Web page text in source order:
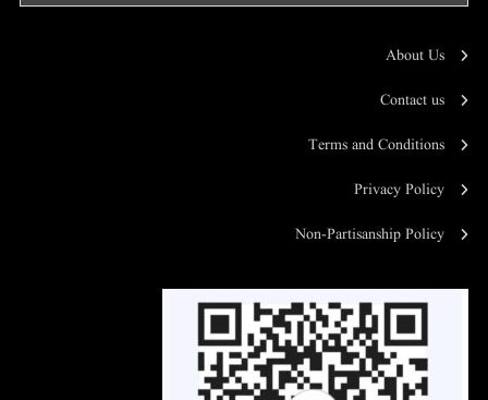
About Us
Contact us
Terms and Conditions
Privacy Policy
Non-Partisanship Policy